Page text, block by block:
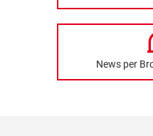
News per